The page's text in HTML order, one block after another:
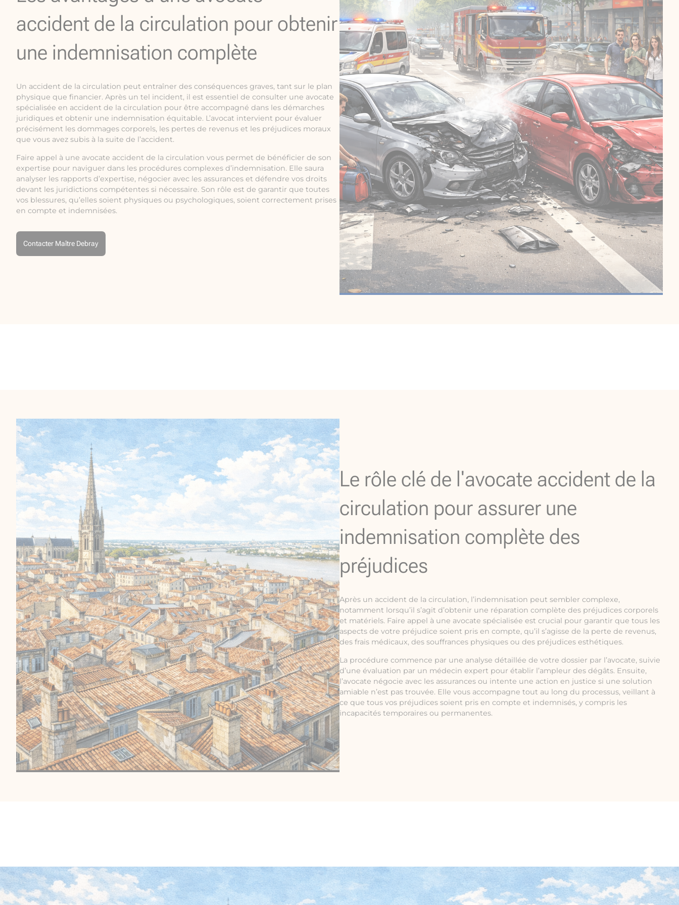
accident de la circulation pour obtenir
une indemnisation complète
Un accident de la circulation peut entraîner des conséquences graves, tant sur le plan
physique que financier. Après un tel incident, il est essentiel de consulter une avocate
spécialisée en accident de la circulation pour être accompagné dans les démarches
juridiques et obtenir une indemnisation équitable. L’avocat intervient pour évaluer
précisément les dommages corporels, les pertes de revenus et les préjudices moraux
que vous avez subis à la suite de l’accident.
Faire appel à une avocate accident de la circulation vous permet de bénéficier de son
expertise pour naviguer dans les procédures complexes d’indemnisation. Elle saura
analyser les rapports d’expertise, négocier avec les assurances et défendre vos droits
devant les juridictions compétentes si nécessaire. Son rôle est de garantir que toutes
vos blessures, qu’elles soient physiques ou psychologiques, soient correctement prises
en compte et indemnisées.
Contacter Maître Debray
Le rôle clé de l'avocate accident de la
circulation pour assurer une
indemnisation complète des
préjudices
Après un accident de la circulation, l’indemnisation peut sembler complexe,
notamment lorsqu’il s’agit d’obtenir une réparation complète des préjudices corporels
et matériels. Faire appel à une avocate spécialisée est crucial pour garantir que tous les
aspects de votre préjudice soient pris en compte, qu’il s’agisse de la perte de revenus,
des frais médicaux, des souffrances physiques ou des préjudices esthétiques.
La procédure commence par une analyse détaillée de votre dossier par l’avocate, suivie
d’une évaluation par un médecin expert pour établir l’ampleur des dégâts. Ensuite,
l’avocate négocie avec les assurances ou intente une action en justice si une solution
amiable n’est pas trouvée. Elle vous accompagne tout au long du processus, veillant à
ce que tous vos préjudices soient pris en compte et indemnisés, y compris les
incapacités temporaires ou permanentes.